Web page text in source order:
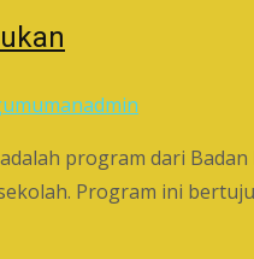
admin
program dari
Program ini